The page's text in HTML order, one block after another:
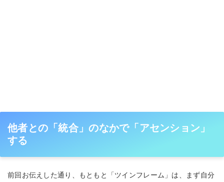
他者との「統合」のなかで「アセンション」
する
前回お伝えした通り、もともと「ツインフレーム」は、まず⾃分